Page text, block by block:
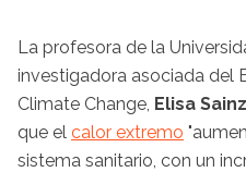
La profesora de la
investigadora asociada del
Climate Change, Elisa
que el calor extremo
sistema sanitario, con un